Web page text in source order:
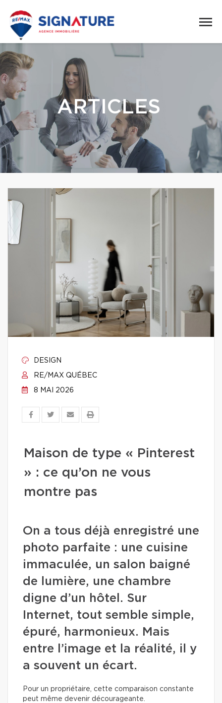
ARTICLES
DESIGN
RE/MAX QUÉBEC
8 MAI 2026
Maison de type « Pinterest
» : ce qu’on ne vous
montre pas
On a tous déjà enregistré une
photo parfaite : une cuisine
immaculée, un salon baigné
de lumière, une chambre
digne d’un hôtel. Sur
Internet, tout semble simple,
épuré, harmonieux. Mais
entre l’image et la réalité, il y
a souvent un écart.
Pour un propriétaire, cette comparaison constante
peut même devenir décourageante.